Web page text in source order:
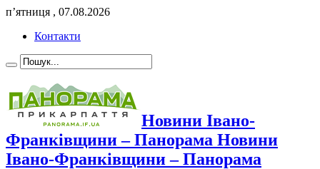
п’ятниця , 07.08.2026
Контакти
Новини Івано-
Франківщини – Панорама Новини
Івано-Франківщини – Панорама